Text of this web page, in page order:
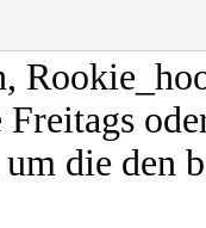
die den